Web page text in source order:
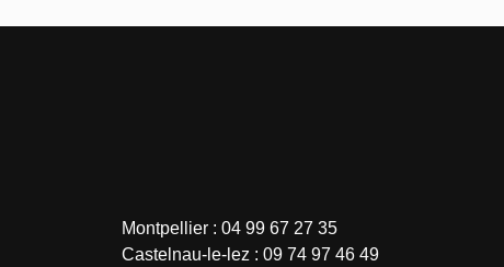
Montpellier : 04 99 67 27 35
Castelnau-le-lez : 09 74 97 46 49